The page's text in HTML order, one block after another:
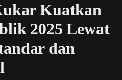
Kuatkan
2025 Lewat
dan